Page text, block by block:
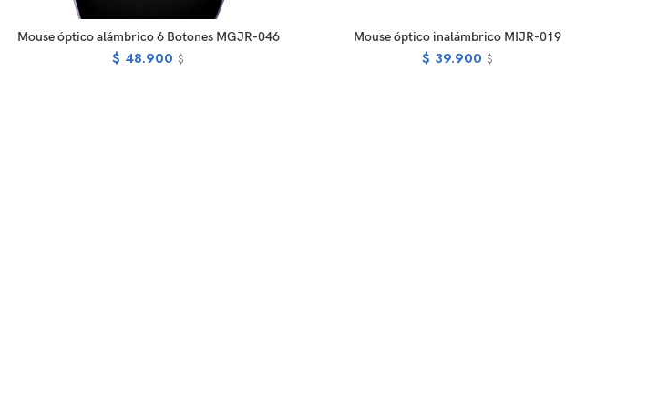
READ MORE
Mouse óptico alámbrico 6 Botones MGJR-046
$ 48.900 $
ADD TO CART
Mouse óptico inalámbrico MIJR-019
$ 39.900 $